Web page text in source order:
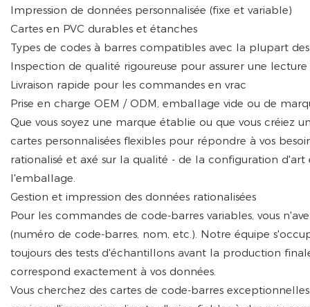
Impression de données personnalisée (fixe et variable)
Cartes en PVC durables et étanches
Types de codes à barres compatibles avec la plupart
Inspection de qualité rigoureuse pour assurer une
Livraison rapide pour les commandes en vrac
Prise en charge OEM / ODM, emballage vide ou de
Que vous soyez une marque établie ou que vous créiez
cartes personnalisées flexibles pour répondre à vos
rationalisé et axé sur la qualité - de la configuration
l'emballage.
Gestion et impression des données rationalisées
Pour les commandes de code-barres variables, vous
(numéro de code-barres, nom, etc.). Notre équipe
toujours des tests d'échantillons avant la production
correspond exactement à vos données.
Vous cherchez des cartes de code-barres